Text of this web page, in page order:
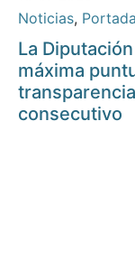
Noticias, Portada
La
máxima
consecutivo